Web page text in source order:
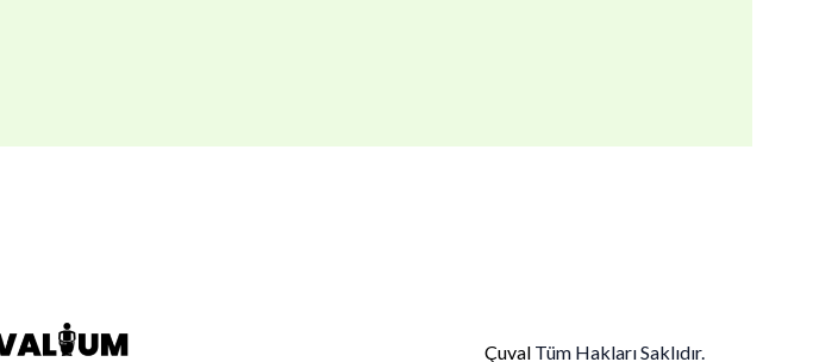
ÇuvalTüm Hakları Saklıdır.